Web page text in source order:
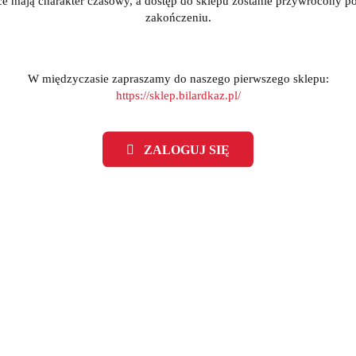
zakończeniu.
W międzyczasie zapraszamy do naszego pierwszego sklepu:
https://sklep.bilardkaz.pl/
ZALOGUJ SIĘ